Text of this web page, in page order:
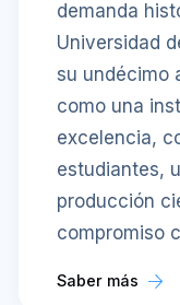
demanda
Universidad
su undécimo
como una
excelencia,
estudiantes,
producción
compromiso
Saber más